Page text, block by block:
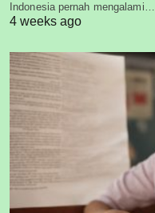
Indonesia pernah mengalami…
4 weeks ago